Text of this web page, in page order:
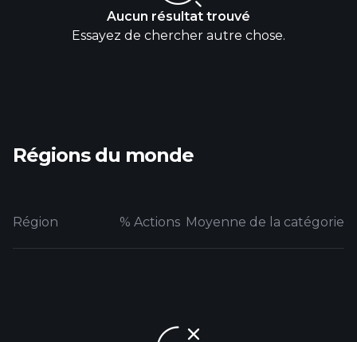
Aucun résultat trouvé
Essayez de chercher autre chose.
Régions du monde
Région % Actions Moyenne de la catégorie